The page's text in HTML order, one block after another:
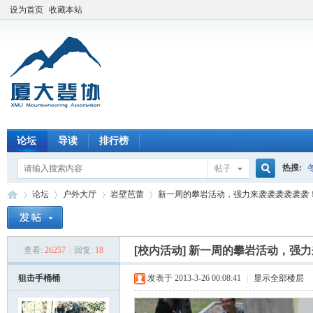
设为首页 收藏本站
论坛 导读 排行榜
帖子
搜
索
热搜:
论坛
›
户外大厅
›
岩壁芭蕾
›
新一周的攀岩活动，强力来袭袭袭袭袭袭
查看: 26257 回复: 18 [校内活动] 新一周的攀岩活动，强
狙击手桶桶 发表于 2013-3-26 00:08:41 显示全部楼层